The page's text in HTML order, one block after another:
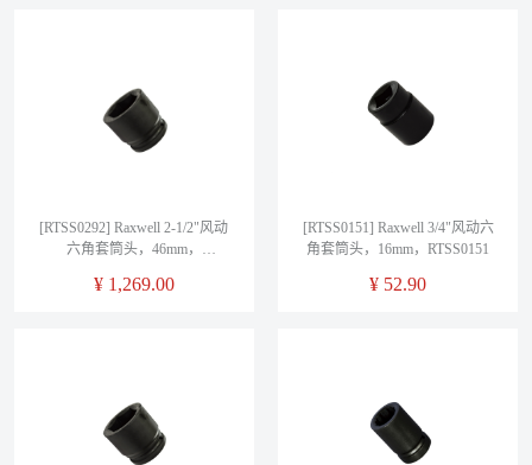
[RTSS0292] Raxwell 2-1/2"风动
六角套筒头，46mm，
¥ 1,269.00
[RTSS0151] Raxwell 3/4"风动六
角套筒头，16mm，RTSS0151
¥ 52.90